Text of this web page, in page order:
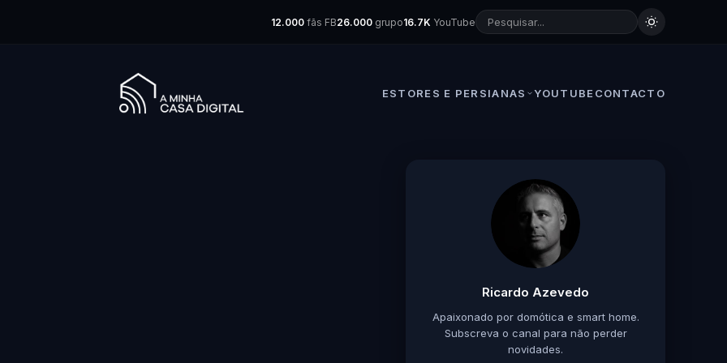
12.000 fãs FB26.000 grupo16.7K YouTube
ESTORES E PERSIANAS YOUTUBE CONTACTO
Ricardo Azevedo
Apaixonado por domótica e smart home.
Subscreva o canal para não perder
novidades.